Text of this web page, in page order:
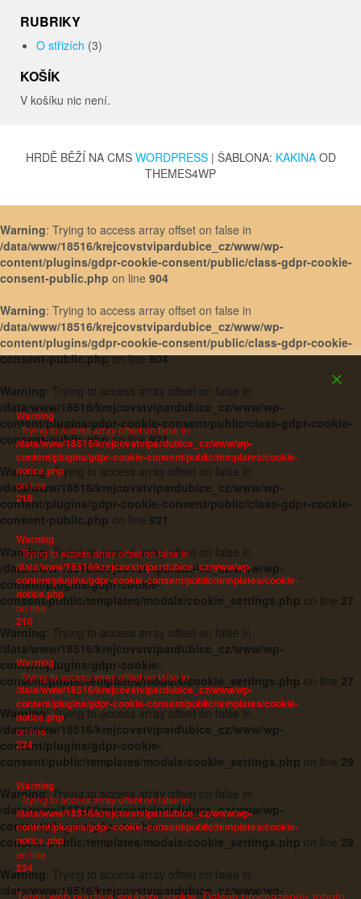
RUBRIKY
O střizích (3)
KOŠÍK
V košíku nic není.
HRDĚ BĚŽÍ NA CMS WORDPRESS | ŠABLONA: KAKINAOD
THEMES4WP
Warning: Trying to access array offset on false in
/data/www/18516/krejcovstvipardubice_cz/www/wp-
content/plugins/gdpr-cookie-consent/public/class-gdpr-cookie-
consent-public.php on line 904
Warning: Trying to access array offset on false in
/data/www/18516/krejcovstvipardubice_cz/www/wp-
content/plugins/gdpr-cookie-consent/public/class-gdpr-cookie-
consent-public.phpon line904
Warning: Trying to access array offset on false in
/data/www/18516/krejcovstvipardubice_cz/www/wp-
content/plugins/gdpr-cookie-consent/public/class-gdpr-cookie-
consent-public.phpon line921
Warning: Trying to access array offset on false in
/data/www/18516/krejcovstvipardubice_cz/www/wp-
content/plugins/gdpr-cookie-consent/public/class-gdpr-cookie-
consent-public.php on line 921
Warning
: Trying to access array offset on false in
/data/www/18516/krejcovstvipardubice_cz/www/wp-
content/plugins/gdpr-cookie-consent/public/templates/cookie-
notice.php
on line
210
Warning
: Trying to access array offset on false in
/data/www/18516/krejcovstvipardubice_cz/www/wp-
content/plugins/gdpr-cookie-consent/public/templates/cookie-
notice.php
on line
210
Warning
: Trying to access array offset on false in
/data/www/18516/krejcovstvipardubice_cz/www/wp-
content/plugins/gdpr-cookie-consent/public/templates/cookie-
notice.php
on line
234
Warning
: Trying to access array offset on false in
/data/www/18516/krejcovstvipardubice_cz/www/wp-
content/plugins/gdpr-cookie-consent/public/templates/cookie-
notice.php
on line
234
Warning: Trying to access array offset on false in
/data/www/18516/krejcovstvipardubice_cz/www/wp-
content/plugins/gdpr-cookie-
consent/public/templates/modals/cookie_settings.php on line 27
Warning: Trying to access array offset on false in
/data/www/18516/krejcovstvipardubice_cz/www/wp-
content/plugins/gdpr-cookie-
consent/public/templates/modals/cookie_settings.php on line 27
Warning: Trying to access array offset on false in
/data/www/18516/krejcovstvipardubice_cz/www/wp-
content/plugins/gdpr-cookie-
consent/public/templates/modals/cookie_settings.php on line 29
Warning: Trying to access array offset on false in
/data/www/18516/krejcovstvipardubice_cz/www/wp-
content/plugins/gdpr-cookie-
consent/public/templates/modals/cookie_settings.php on line 29
Warning: Trying to access array offset on false in
/data/www/18516/krejcovstvipardubice_cz/www/wp-